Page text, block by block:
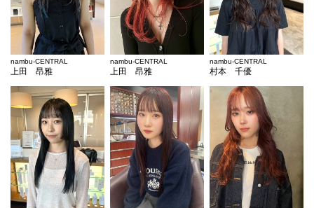
nambu-CENTRAL
上田 昂雅
nambu-CENTRAL
上田 昂雅
nambu-CENTRAL
村本 千優